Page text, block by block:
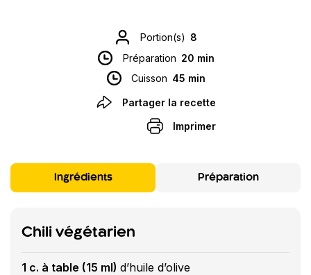
Portion(s) 8
Préparation 20 min
Cuisson 45 min
Partager la recette
Imprimer
Ingrédients Préparation
Chili végétarien
1 c. à table (15 ml) d’huile d’olive